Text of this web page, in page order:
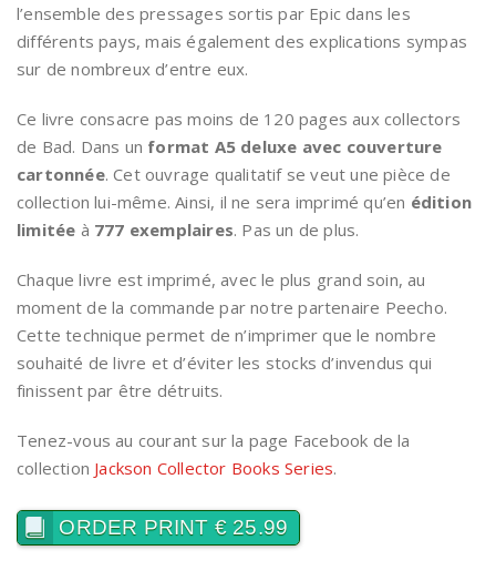
l’ensemble des pressages sortis par Epic dans les
différents pays, mais également des explications sympas
sur de nombreux d’entre eux.
Ce livre consacre pas moins de 120 pages aux collectors
de Bad. Dans un format A5 deluxe avec couverture
cartonnée. Cet ouvrage qualitatif se veut une pièce de
collection lui-même. Ainsi, il ne sera imprimé qu’en édition
limitée à 777 exemplaires. Pas un de plus.
Chaque livre est imprimé, avec le plus grand soin, au
moment de la commande par notre partenaire Peecho.
Cette technique permet de n’imprimer que le nombre
souhaité de livre et d’éviter les stocks d’invendus qui
finissent par être détruits.
Tenez-vous au courant sur la page Facebook de la
collection Jackson Collector Books Series.
ORDER PRINT € 25.99